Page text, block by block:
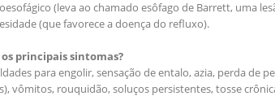
(leva ao chamado esôfago de Barrett, uma
(que favorece a doença do refluxo).
os principais sintomas?
para engolir, sensação de entalo, azia, perda de
vômitos, rouquidão, soluços persistentes, tosse